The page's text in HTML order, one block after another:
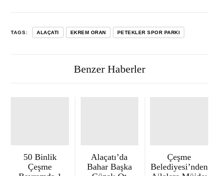
TAGS: ALAÇATI EKREM ORAN PETEKLER SPOR PARKI
Benzer Haberler
50 Binlik
Çeşme
Alaçatı’da
Bahar Başka
Çeşme
Belediyesi’nden